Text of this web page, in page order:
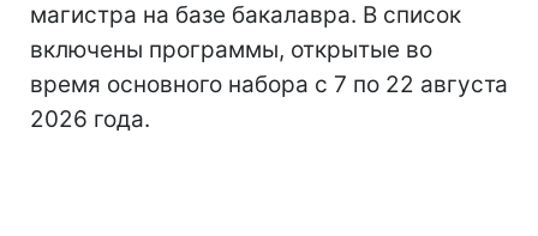
магистра на базе бакалавра. В список
включены программы, открытые во
время основного набора с 7 по 22 августа
2026 года.